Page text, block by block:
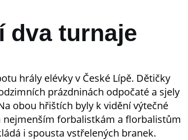
dva turnaje
hrály elévky v České Lípě. Dětičky
prázdninách odpočaté a sjely
obou hřištích byly k vidění výtečné
nejmenším forbalistkám a florbalistům
i spousta vstřelených branek.